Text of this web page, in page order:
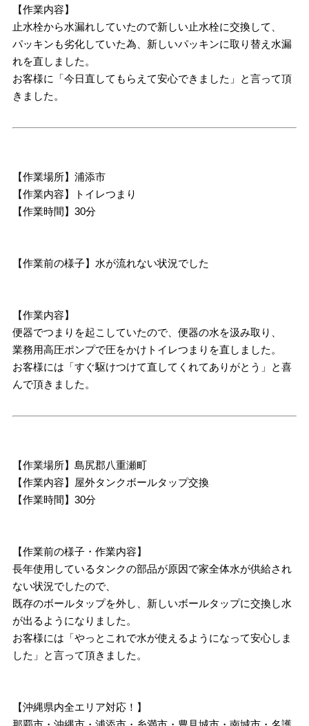
【作業内容】
止水栓から水漏れしていたので新しい止水栓に交換して、
パッキンも劣化していた為、新しいパッキンに取り替え水漏
れを直しました。
お客様に「今日直してもらえて安心できました」と言って頂
きました。
【作業場所】浦添市
【作業内容】トイレつまり
【作業時間】30分
【作業前の様子】水が流れない状況でした
【作業内容】
便器でつまりを起こしていたので、便器の水を汲み取り、
業務用高圧ポンプで圧をかけトイレつまりを直しました。
お客様には「すぐ駆けつけて直してくれてありがとう」と喜
んで頂きました。
【作業場所】島尻郡八重瀬町
【作業内容】屋外タンクボールタップ交換
【作業時間】30分
【作業前の様子・作業内容】
長年使用しているタンクの部品が原因で家全体水が供給され
ない状況でしたので、
既存のボールタップを外し、新しいボールタップに交換し水
が出るようになりました。
お客様には「やっとこれで水が使えるようになって安心しま
した」と言って頂きました。
【沖縄県内全エリア対応！】